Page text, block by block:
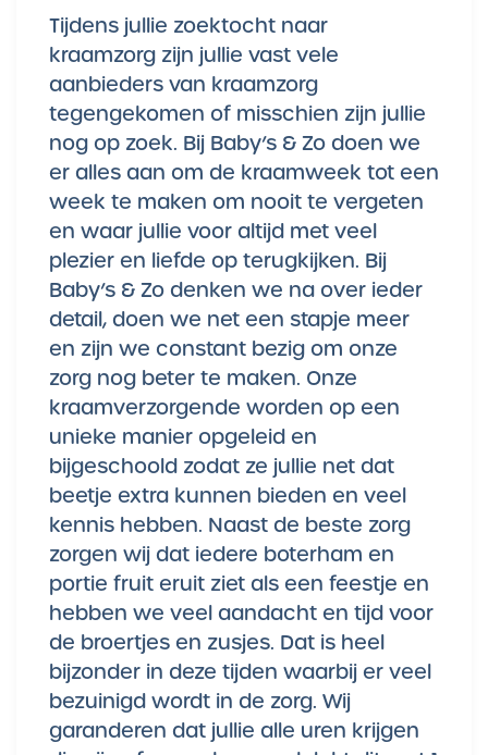
Tijdens jullie zoektocht naar
kraamzorg zijn jullie vast vele
aanbieders van kraamzorg
tegengekomen of misschien zijn jullie
nog op zoek. Bij Baby’s & Zo doen we
er alles aan om de kraamweek tot een
week te maken om nooit te vergeten
en waar jullie voor altijd met veel
plezier en liefde op terugkijken. Bij
Baby’s & Zo denken we na over ieder
detail, doen we net een stapje meer
en zijn we constant bezig om onze
zorg nog beter te maken. Onze
kraamverzorgende worden op een
unieke manier opgeleid en
bijgeschoold zodat ze jullie net dat
beetje extra kunnen bieden en veel
kennis hebben. Naast de beste zorg
zorgen wij dat iedere boterham en
portie fruit eruit ziet als een feestje en
hebben we veel aandacht en tijd voor
de broertjes en zusjes. Dat is heel
bijzonder in deze tijden waarbij er veel
bezuinigd wordt in de zorg. Wij
garanderen dat jullie alle uren krijgen